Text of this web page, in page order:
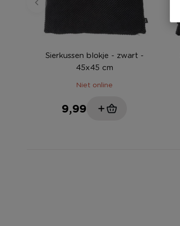
Sierkussen blokje - zwart -
45x45 cm
Niet online
9,99